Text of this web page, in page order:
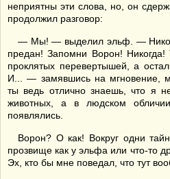
неприятны эти слова, но, он
продолжил разговор:
— Мы! — выделил эльф. —
предан! Запомни Ворон! Никогда!
проклятых перевертышей, а
И... — замявшись на мгновение,
ты ведь отлично знаешь, что я
животных, а в людском
появлялись.
Ворон? О как! Вокруг одни
прозвище как у эльфа или что-то
Эх, кто бы мне поведал, что тут